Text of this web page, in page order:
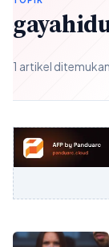
1 artikel ditemukan